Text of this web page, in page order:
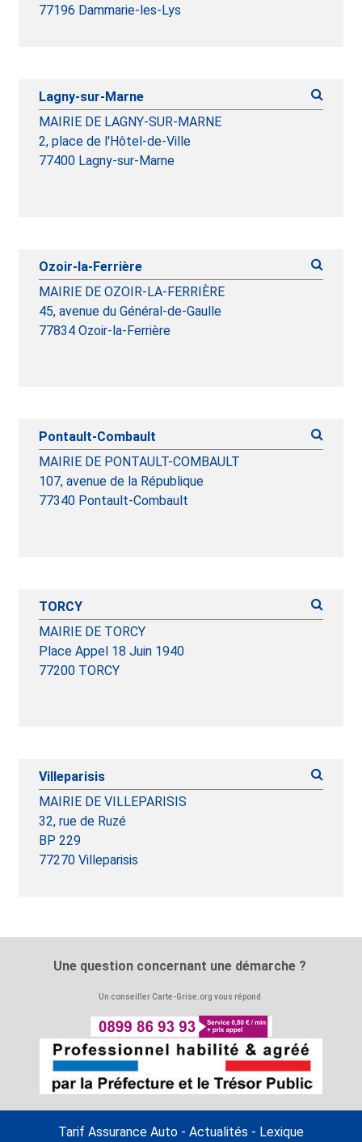
77196 Dammarie-les-Lys
Lagny-sur-Marne
MAIRIE DE LAGNY-SUR-MARNE
2, place de l'Hôtel-de-Ville
77400 Lagny-sur-Marne
Ozoir-la-Ferrière
MAIRIE DE OZOIR-LA-FERRIÈRE
45, avenue du Général-de-Gaulle
77834 Ozoir-la-Ferrière
Pontault-Combault
MAIRIE DE PONTAULT-COMBAULT
107, avenue de la République
77340 Pontault-Combault
TORCY
MAIRIE DE TORCY
Place Appel 18 Juin 1940
77200 TORCY
Villeparisis
MAIRIE DE VILLEPARISIS
32, rue de Ruzé
BP 229
77270 Villeparisis
Une question concernant une démarche ?
Un conseiller Carte-Grise.org vous répond
Tarif Assurance Auto - Actualités - Lexique